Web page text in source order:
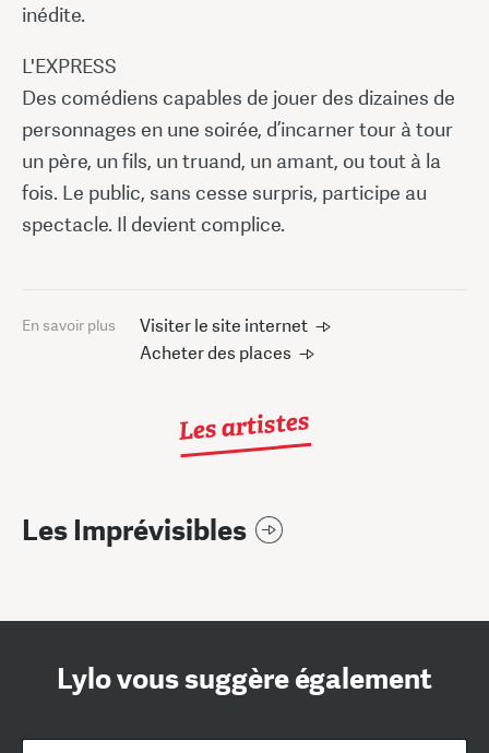
inédite.
L'EXPRESS
Des comédiens capables de jouer des dizaines de
personnages en une soirée, d’incarner tour à tour
un père, un fils, un truand, un amant, ou tout à la
fois. Le public, sans cesse surpris, participe au
spectacle. Il devient complice.
En savoir plus
Visiter le site internet
Acheter des places
Les artistes
Les Imprévisibles
Lylo vous suggère également